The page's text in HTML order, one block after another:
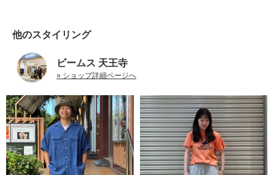
他のスタイリング
ビームス 天王寺
» ショップ詳細ページへ